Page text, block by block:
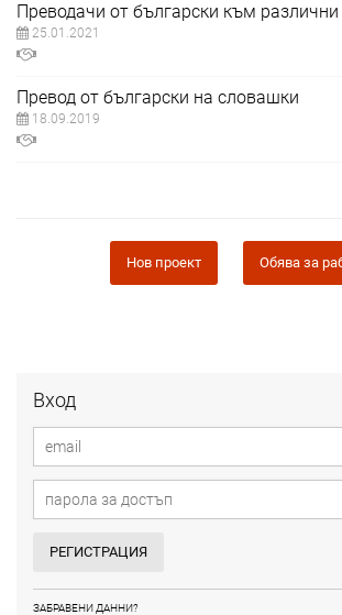
Вход
РЕГИСТРАЦИЯ
ЗАБРАВЕНИ ДАННИ?
Преводачи от български към различни
25.01.2021
Превод от български на словашки
18.09.2019
Нов проект Обява за